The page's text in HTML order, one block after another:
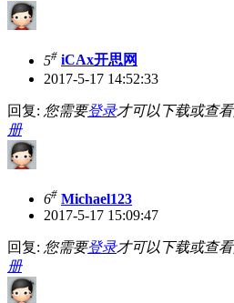
5# iCAx开思网
2017-5-17 14:52:33
回复: 您需要登录才可以下载或查
册
6# Michael123
2017-5-17 15:09:47
回复: 您需要登录才可以下载或查
册